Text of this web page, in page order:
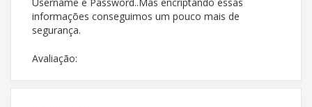
informações conseguimos um pouco mais de
segurança.
Avaliação: